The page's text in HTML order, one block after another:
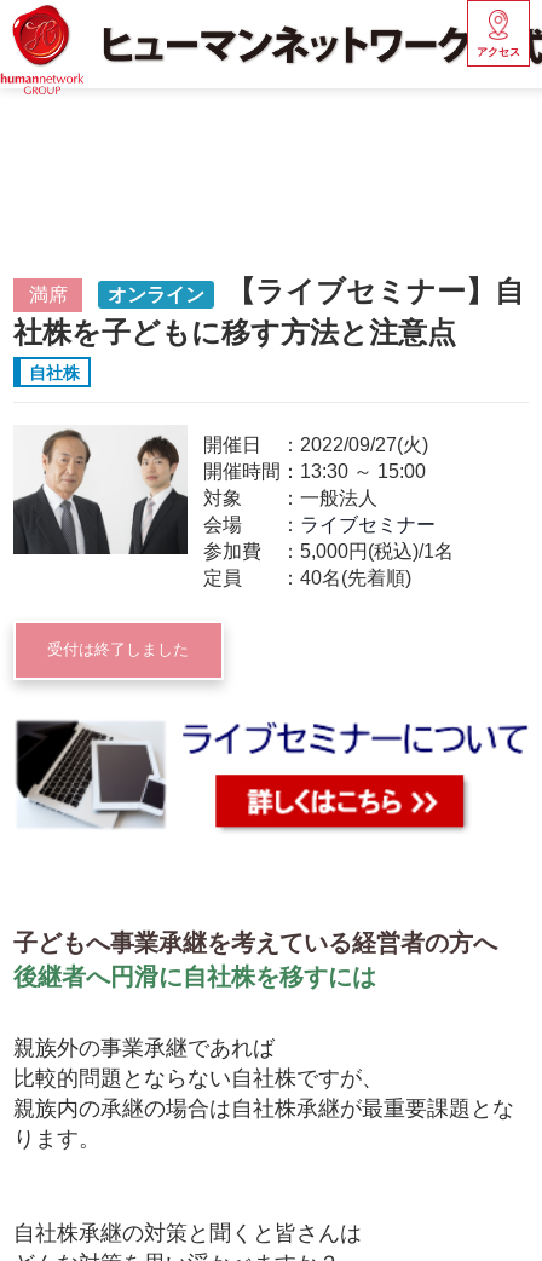
アクセス
満席 オンライン
【ライブセミナー】自
社株を子どもに移す方法と注意点
自社株
開催日
2022/09/27(火)
開催時間： 13:30～ 15:00
対象
一般法人
会場
ライブセミナー
参加費
5,000円(税込)/1名
定員
40名(先着順)
受付は終了しました
子どもへ事業承継を考えている経営者の方へ
後継者へ円滑に自社株を移すには
親族外の事業承継であれば
比較的問題とならない自社株ですが、
親族内の承継の場合は自社株承継が最重要課題とな
ります。
自社株承継の対策と聞くと皆さんは